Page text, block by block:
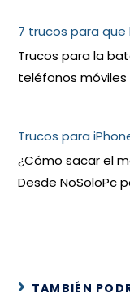
7 trucos para
Trucos para la
teléfonos
Trucos para
¿Cómo sacar el
Desde NoSoloPc
TAMBIÉN